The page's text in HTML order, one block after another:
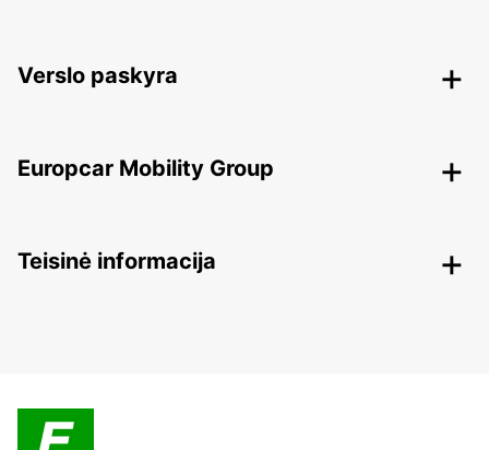
Verslo paskyra
Europcar Mobility Group
Teisinė informacija